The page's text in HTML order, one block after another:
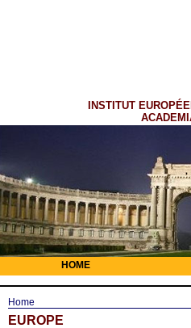
INSTITUT
HOME
Home
EUROPE